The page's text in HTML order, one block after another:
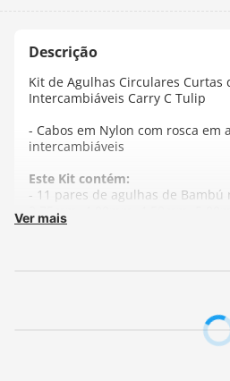
Kit de Agulhas Circulares Curtas
Intercambiáveis Carry C Tulip
- Cabos em Nylon com rosca em
intercambiáveis
Este Kit contém:
- 11 pares de agulhas de Bambú
3,75mm, 4,00mm, 4,50mm,
6,50mm, 7,00mm, 8,00mm e
Ver mais